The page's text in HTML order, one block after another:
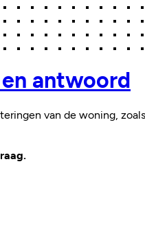
antwoord
van de woning,